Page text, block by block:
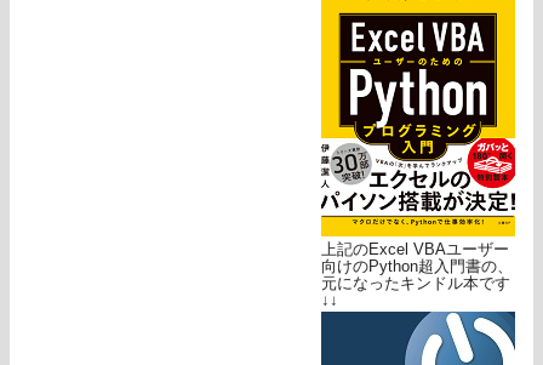
上記のExcel VBAユーザー
向けのPython超入門書の、
元になったキンドル本です
↓↓